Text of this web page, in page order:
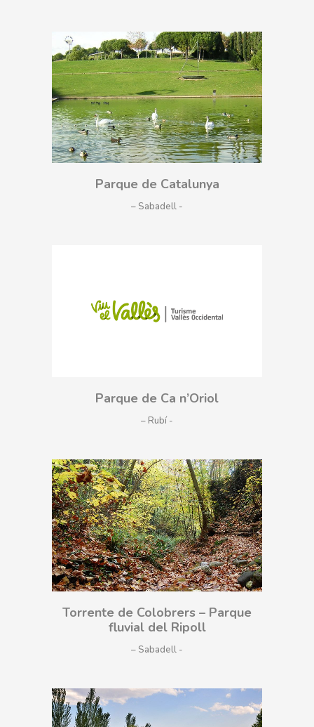
Parque de Catalunya
– Sabadell
Parque de Ca n’Oriol
– Rubí
Torrente de Colobrers – Parque
fluvial del Ripoll
– Sabadell